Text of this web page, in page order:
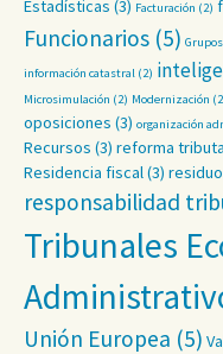
Estadísticas (3) Facturación (2)
Funcionarios (5)
información catastral (2)
Microsimulación (2) Modernización
oposiciones (3) organización
Recursos (3) reforma
Residencia fiscal(3)
responsabilidad
Tribunales
Unión Europea (5)